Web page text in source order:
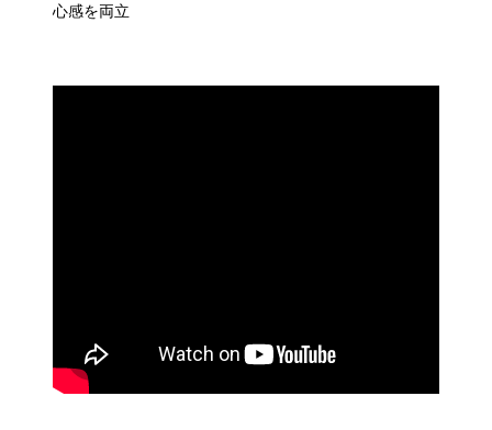
心感を両立